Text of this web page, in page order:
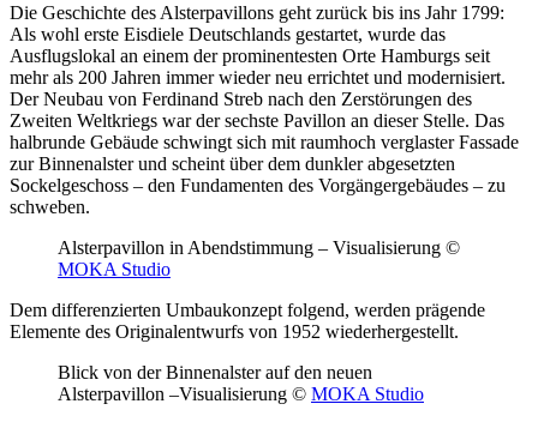
Die Geschichte des Alsterpavillons geht zurück bis ins Jahr 1799:
Als wohl erste Eisdiele Deutschlands gestartet, wurde das
Ausflugslokal an einem der prominentesten Orte Hamburgs seit
mehr als 200 Jahren immer wieder neu errichtet und modernisiert.
Der Neubau von Ferdinand Streb nach den Zerstörungen des
Zweiten Weltkriegs war der sechste Pavillon an dieser Stelle. Das
halbrunde Gebäude schwingt sich mit raumhoch verglaster Fassade
zur Binnenalster und scheint über dem dunkler abgesetzten
Sockelgeschoss – den Fundamenten des Vorgängergebäudes – zu
schweben.
Alsterpavillon in Abendstimmung – Visualisierung ©
MOKA Studio
Dem differenzierten Umbaukonzept folgend, werden prägende
Elemente des Originalentwurfs von 1952 wiederhergestellt.
Blick von der Binnenalster auf den neuen
Alsterpavillon –Visualisierung © MOKA Studio